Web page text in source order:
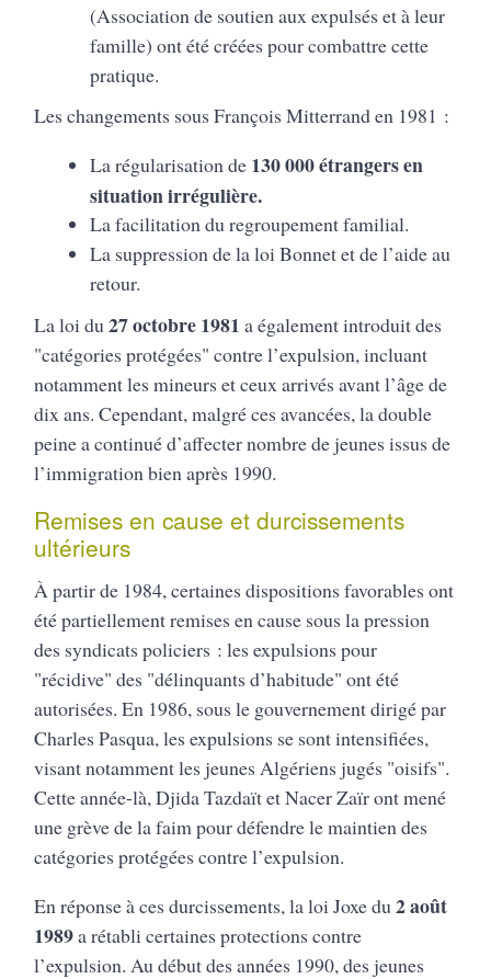
(Association de soutien aux expulsés et à leur
famille) ont été créées pour combattre cette
pratique.
Les changements sous François Mitterrand en 1981 :
La régularisation de 130 000 étrangers en
situation irrégulière.
La facilitation du regroupement familial.
La suppression de la loi Bonnet et de l’aide au
retour.
La loi du27 octobre 1981 a également introduit des
"catégories protégées" contre l’expulsion, incluant
notamment les mineurs et ceux arrivés avant l’âge de
dix ans. Cependant, malgré ces avancées, la double
peine a continué d’affecter nombre de jeunes issus de
l’immigration bien après 1990.
Remises en cause et durcissements
ultérieurs
À partir de 1984, certaines dispositions favorables ont
été partiellement remises en cause sous la pression
des syndicats policiers : les expulsions pour
"récidive" des "délinquants d’habitude" ont été
autorisées. En 1986, sous le gouvernement dirigé par
Charles Pasqua, les expulsions se sont intensifiées,
visant notamment les jeunes Algériens jugés "oisifs".
Cette année-là, Djida Tazdaït et Nacer Zaïr ont mené
une grève de la faim pour défendre le maintien des
catégories protégées contre l’expulsion.
En réponse à ces durcissements, la loi Joxe du2 août
1989a rétabli certaines protections contre
l’expulsion. Au début des années 1990, des jeunes